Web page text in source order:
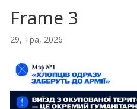
Frame 3
29, Тра, 2026